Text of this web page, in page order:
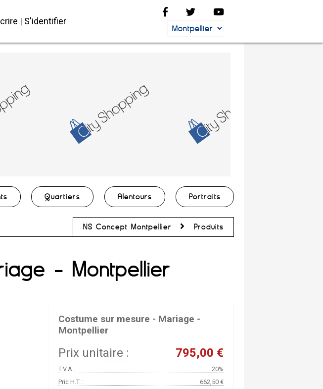
| S'identifier
Quartiers Alentours Portraits
NS Concept Montpellier Produits
- Montpellier
Costume sur mesure - Mariage -
Montpellier
Prix unitaire : 795,00 €
T.V.A :
20%
Pric H.T. :
662,50 €